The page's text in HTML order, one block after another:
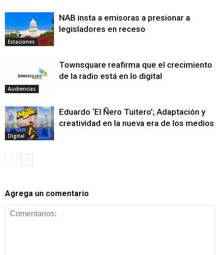
Estaciones
NAB insta a emisoras a presionar a
legisladores en receso
Audiencias
Townsquare reafirma que el crecimiento
de la radio está en lo digital
Digital
Eduardo ‘El Ñero Tuitero’; Adaptación y
creatividad en la nueva era de los medios
Agrega un comentario